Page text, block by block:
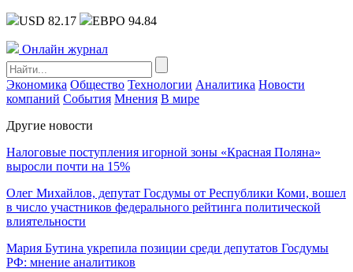
USD 82.17 ЕВРО 94.84
Онлайн журнал
Экономика Общество Технологии Аналитика Новости
компаний События Мнения В мире
Другие новости
Налоговые поступления игорной зоны «Красная Поляна»
выросли почти на 15%
Олег Михайлов, депутат Госдумы от Республики Коми, вошел
в число участников федерального рейтинга политической
влиятельности
Мария Бутина укрепила позиции среди депутатов Госдумы
РФ: мнение аналитиков